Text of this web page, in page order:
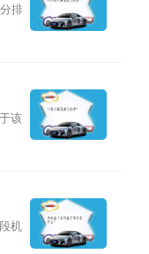
排
该
机